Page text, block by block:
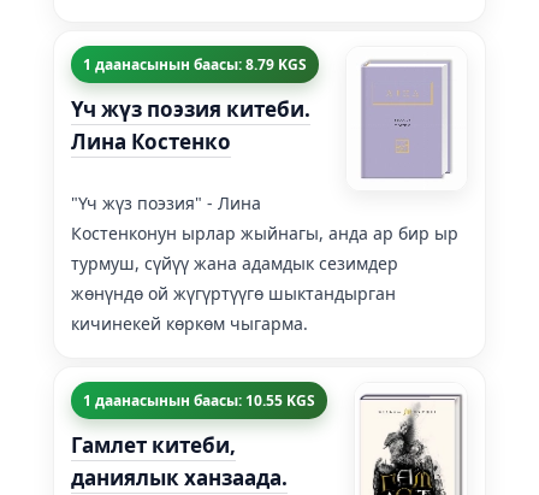
1 даанасынын баасы: 8.79 KGS
Үч жүз поэзия китеби.
Лина Костенко
"Үч жүз поэзия" - Лина
Костенконун ырлар жыйнагы, анда ар бир ыр
турмуш, сүйүү жана адамдык сезимдер
жөнүндө ой жүгүртүүгө шыктандырган
кичинекей көркөм чыгарма.
1 даанасынын баасы: 10.55 KGS
Гамлет китеби,
даниялык ханзаада.